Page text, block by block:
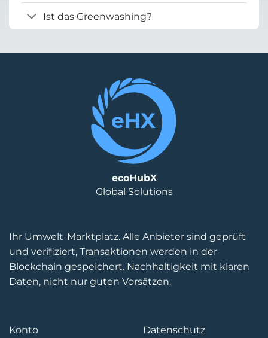
Ist das Greenwashing?
Ihr Umwelt-Marktplatz. Alle Anbieter sind geprüft
und verifiziert, Transaktionen werden in der
Blockchain gespeichert. Nachhaltigkeit mit klaren
Daten, nicht nur guten Vorsätzen.
Konto Datenschutz
ecoHubX
Global Solutions